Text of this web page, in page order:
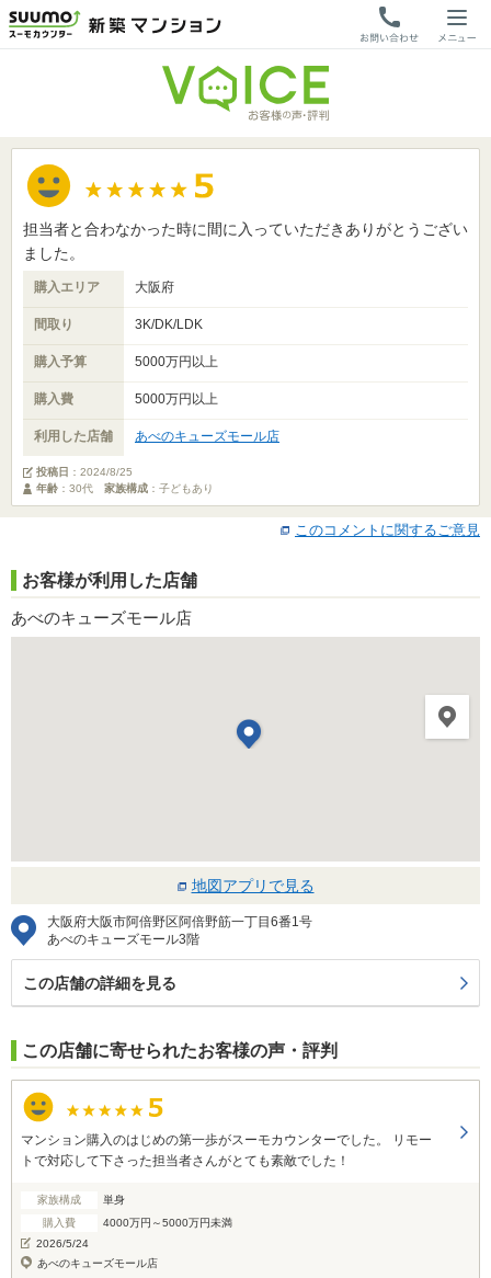
担当者と合わなかった時に間に入っていただきありがとうござい
ました。
購入エリア 大阪府
間取り 3K/DK/LDK
購入予算 5000万円以上
購入費 5000万円以上
利用した店舗 あべのキューズモール店
投稿日 ： 2024/8/25
年齢 ：30代 家族構成 ：子どもあり
このコメントに関するご意見
お客様が利用した店舗
あべのキューズモール店
地図アプリで見る
大阪府大阪市阿倍野区阿倍野筋一丁目6番1号
あべのキューズモール3階
この店舗の詳細を見る
この店舗に寄せられたお客様の声・評判
マンション購入のはじめの第一歩がスーモカウンターでした。 リモー
トで対応して下さった担当者さんがとても素敵でした！
家族構成
単身
購入費
4000万円～5000万円未満
2026/5/24
あべのキューズモール店